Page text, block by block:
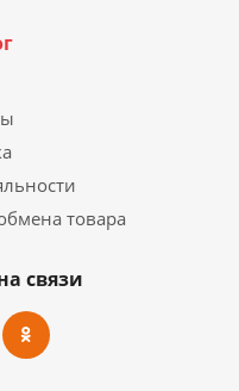
товара
связи